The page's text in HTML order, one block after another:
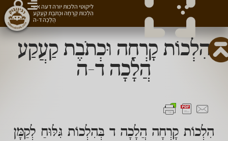
הִלְכוֹת קָרְחָה וּכְתֹבֶת קַעֲקַע
הֲלָכָה ד-ה
הִלְכוֹת קָרְחָה הֲלָכָה ד בְּהִלְכוֹת גִּלּוּחַ לְקַמָּן
ליקוטי הלכות יורה דעה א»
הִלְכוֹת קָרְחָה וּכְתֹבֶת קַעֲקַע
הֲלָכָה ד-ה